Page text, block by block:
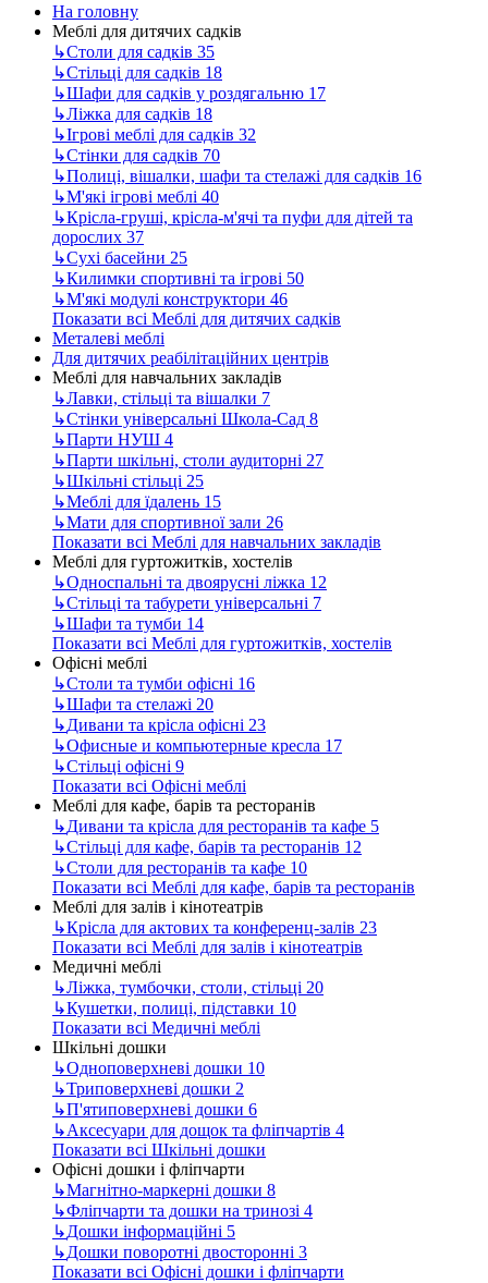
На головну
Меблі для дитячих садків
↳Столи для садків 35
↳Стільці для садків 18
↳Шафи для садків у роздягальню 17
↳Ліжка для садків 18
↳Ігрові меблі для садків 32
↳Стінки для садків 70
↳Полиці, вішалки, шафи та стелажі для садків 16
↳М'які ігрові меблі 40
↳Крісла-груші, крісла-м'ячі та пуфи для дітей та
дорослих 37
↳Сухі басейни 25
↳Килимки спортивні та ігрові 50
↳М'які модулі конструктори 46
Показати всі Меблі для дитячих садків
Металеві меблі
Для дитячих реабілітаційних центрів
Меблі для навчальних закладів
↳Лавки, стільці та вішалки 7
↳Стінки універсальні Школа-Сад 8
↳Парти НУШ 4
↳Парти шкільні, столи аудиторні 27
↳Шкільні стільці 25
↳Меблі для їдалень 15
↳Мати для спортивної зали 26
Показати всі Меблі для навчальних закладів
Меблі для гуртожитків, хостелів
↳Односпальні та двоярусні ліжка 12
↳Стільці та табурети універсальні 7
↳Шафи та тумби 14
Показати всі Меблі для гуртожитків, хостелів
Офісні меблі
↳Столи та тумби офісні 16
↳Шафи та стелажі 20
↳Дивани та крісла офісні 23
↳Офисные и компьютерные кресла 17
↳Стільці офісні 9
Показати всі Офісні меблі
Меблі для кафе, барів та ресторанів
↳Дивани та крісла для ресторанів та кафе 5
↳Стільці для кафе, барів та ресторанів 12
↳Столи для ресторанів та кафе 10
Показати всі Меблі для кафе, барів та ресторанів
Меблі для залів і кінотеатрів
↳Крісла для актових та конференц-залів 23
Показати всі Меблі для залів і кінотеатрів
Медичні меблі
↳Ліжка, тумбочки, столи, стільці 20
↳Кушетки, полиці, підставки 10
Показати всі Медичні меблі
Шкільні дошки
↳Одноповерхневі дошки 10
↳Триповерхневі дошки 2
↳П'ятиповерхневі дошки 6
↳Аксесуари для дощок та фліпчартів 4
Показати всі Шкільні дошки
Офісні дошки і фліпчарти
↳Магнітно-маркерні дошки 8
↳Фліпчарти та дошки на тринозі 4
↳Дошки інформаційні 5
↳Дошки поворотні двосторонні 3
Показати всі Офісні дошки і фліпчарти